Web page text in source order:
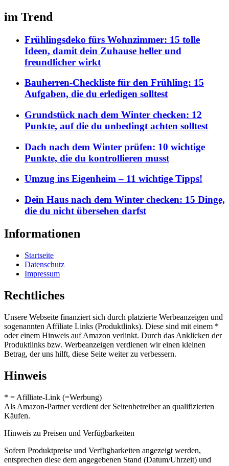
im Trend
Frühlingsdeko fürs Wohnzimmer: 15 tolle
Ideen, damit dein Zuhause heller und
freundlicher wirkt
Bauherren-Checkliste für den Frühling: 15
Aufgaben, die du erledigen solltest
Grundstück nach dem Winter checken: 12
Punkte, auf die du unbedingt achten solltest
Dach nach dem Winter prüfen: 10 wichtige
Punkte, die du kontrollieren musst
Umzug ins Eigenheim – 11 wichtige Tipps!
Dein Haus nach dem Winter checken: 15 Dinge,
die du nicht übersehen darfst
Informationen
Startseite
Datenschutz
Impressum
Rechtliches
Unsere Webseite finanziert sich durch platzierte Werbeanzeigen und
sogenannten Affiliate Links (Produktlinks). Diese sind mit einem *
oder einem Hinweis auf Amazon verlinkt. Durch das Anklicken der
Produktlinks bzw. Werbeanzeigen verdienen wir einen kleinen
Betrag, der uns hilft, diese Seite weiter zu verbessern.
Hinweis
* = Afilliate-Link (=Werbung)
Als Amazon-Partner verdient der Seitenbetreiber an qualifizierten
Käufen.
Hinweis zu Preisen und Verfügbarkeiten
Sofern Produktpreise und Verfügbarkeiten angezeigt werden,
entsprechen diese dem angegebenen Stand (Datum/Uhrzeit) und